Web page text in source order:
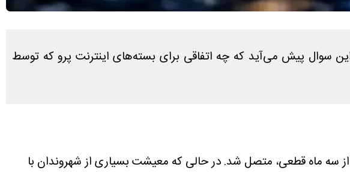
سوال پیش می‌آید که چه اتفاقی برای بسته‌های اینترنت پرو که توسط
سه ماه قطعی، متصل شد. در حالی که معیشت بسیاری از شهروندان با